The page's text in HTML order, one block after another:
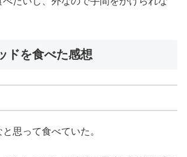
ドを食べた感想
思って食べていた。